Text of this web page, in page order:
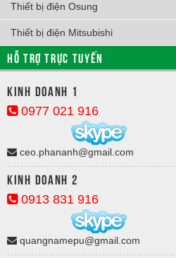
Thiết bị điện Osung
Thiết bị điện Mitsubishi
HỖ TRỢ TRỰC TUYẾN
Kinh doanh 1
0977 021 916
ceo.phananh@gmail.com
Kinh doanh 2
0913 831 916
quangnamepu@gmail.com